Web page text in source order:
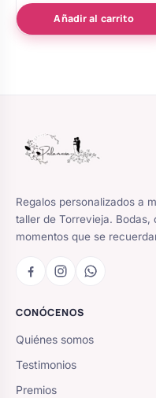
5.00
de 5
Añadir al carrito
Regalos personalizados a
taller de Torrevieja. Bodas,
momentos que se
CONÓCENOS
Quiénes somos
Testimonios
Premios